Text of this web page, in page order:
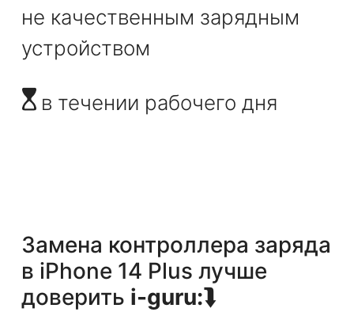
не качественным зарядным
устройством
в течении рабочего дня
Замена контроллера заряда
в iPhone 14 Plus лучше
доверить i-guru:⮯